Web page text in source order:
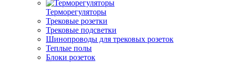
Терморегуляторы
Трековые розетки
Трековые подсветки
Шинопроводы для трековых розеток
Теплые полы
Блоки розеток